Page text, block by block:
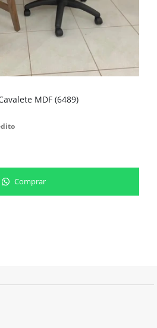
MDF (6489)
Comprar